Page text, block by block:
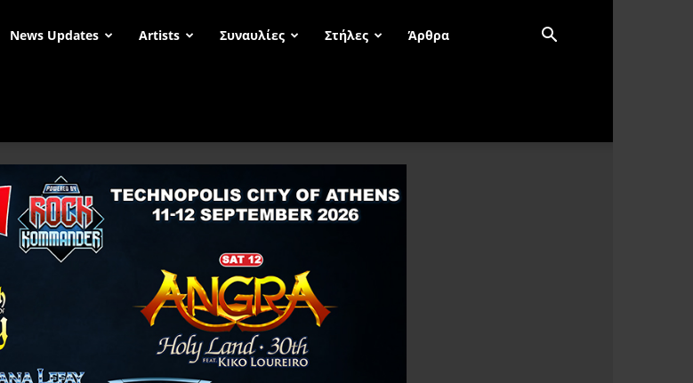
News Updates Artists Συναυλίες Στήλες Άρθρα